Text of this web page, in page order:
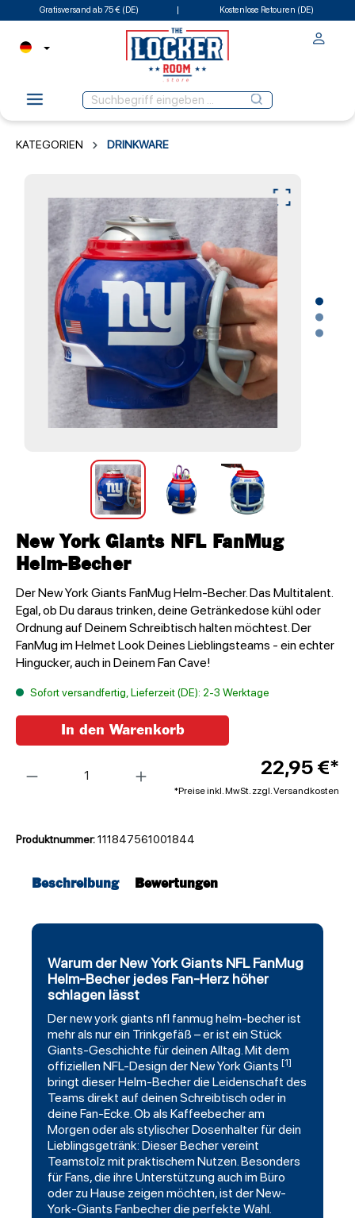
Gratisversand ab 75 € (DE) Kostenlose Retouren (DE)
KATEGORIEN DRINKWARE
New York Giants NFL FanMug
Helm-Becher
Der New York Giants FanMug Helm-Becher. Das Multitalent.
Egal, ob Du daraus trinken, deine Getränkedose kühl oder
Ordnung auf Deinem Schreibtisch halten möchtest. Der
FanMug im Helmet Look Deines Lieblingsteams - ein echter
Hingucker, auch in Deinem Fan Cave!
Sofort versandfertig, Lieferzeit (DE): 2-3 Werktage
22,95 €*
*Preise inkl. MwSt. zzgl. Versandkosten
In den Warenkorb
Produktnummer:111847561001844
Beschreibung Bewertungen
Warum der New York Giants NFL FanMug
Helm-Becher jedes Fan-Herz höher
schlagen lässt
Dernew york giants nfl fanmughelm-becher ist
mehr als nur ein Trinkgefäß – er ist ein Stück
Giants-Geschichte für deinen Alltag. Mit dem
offiziellen NFL-Design der New York Giants [1]
bringt dieser Helm-Becher die Leidenschaft des
Teams direkt auf deinen Schreibtisch oder in
deine Fan-Ecke. Ob als Kaffeebecher am
Morgen oder als stylischer Dosenhalter für dein
Lieblingsgetränk: Dieser Becher vereint
Teamstolz mit praktischem Nutzen. Besonders
für Fans, die ihre Unterstützung auch im Büro
oder zu Hause zeigen möchten, ist der New-
York-Giants Fanbecher die perfekte Wahl.